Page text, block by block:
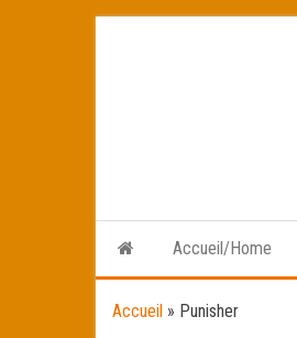
Accueil/Home
Accueil » Punisher